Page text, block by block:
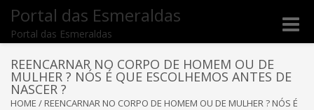
Portal das Esmeraldas
Portal das Esmeraldas
Toggle
REENCARNAR NO CORPO DE HOMEM OU DE
MULHER ? NÓS É QUE ESCOLHEMOS ANTES DE
NASCER ?
HOME / REENCARNAR NO CORPO DE HOMEM OU DE MULHER ? NÓS É